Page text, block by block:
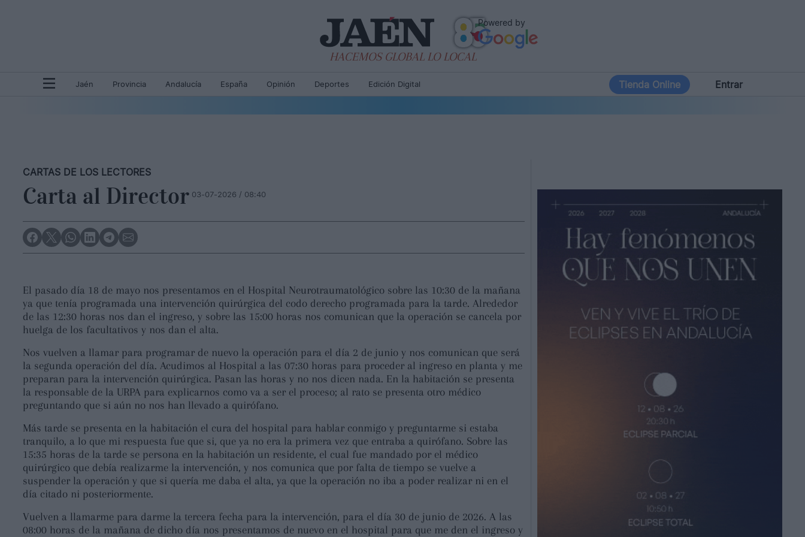
Powered by
HACEMOS GLOBAL LO LOCAL
Tienda Online Entrar
Jaén Provincia Andalucía España Opinión Deportes Edición Digital
CARTAS DE LOS LECTORES
Carta al Director 03-07-2026 / 08:40
El pasado día 18 de mayo nos presentamos en el Hospital Neurotraumatológico sobre las 10:30 de la mañana
ya que tenía programada una intervención quirúrgica del codo derecho programada para la tarde. Alrededor
de las 12:30 horas nos dan el ingreso, y sobre las 15:00 horas nos comunican que la operación se cancela por
huelga de los facultativos y nos dan el alta.
Nos vuelven a llamar para programar de nuevo la operación para el día 2 de junio y nos comunican que será
la segunda operación del día. Acudimos al Hospital a las 07:30 horas para proceder al ingreso en planta y me
preparan para la intervención quirúrgica. Pasan las horas y no nos dicen nada. En la habitación se presenta
la responsable de la URPA para explicarnos como va a ser el proceso; al rato se presenta otro médico
preguntando que si aún no nos han llevado a quirófano.
Más tarde se presenta en la habitación el cura del hospital para hablar conmigo y preguntarme si estaba
tranquilo, a lo que mi respuesta fue que si, que ya no era la primera vez que entraba a quirófano. Sobre las
15:35 horas de la tarde se persona en la habitación un residente, el cual fue mandado por el médico
quirúrgico que debía realizarme la intervención, y nos comunica que por falta de tiempo se vuelve a
suspender la operación y que si quería me daba el alta, ya que la operación no iba a poder realizar ni en el
día citado ni posteriormente.
Vuelven a llamarme para darme la tercera fecha para la intervención, para el día 30 de junio de 2026. A las
08:00 horas de la mañana de dicho día nos presentamos de nuevo en el hospital para que me den el ingreso y